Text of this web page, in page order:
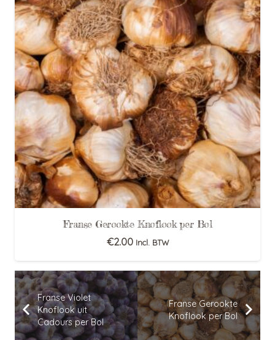
Franse Gerookte Knoflook per Bol
€2.00 Incl. BTW
Franse Violet
Knoflook uit
Cadours per Bol
Franse Gerookte
Knoflook per Bol